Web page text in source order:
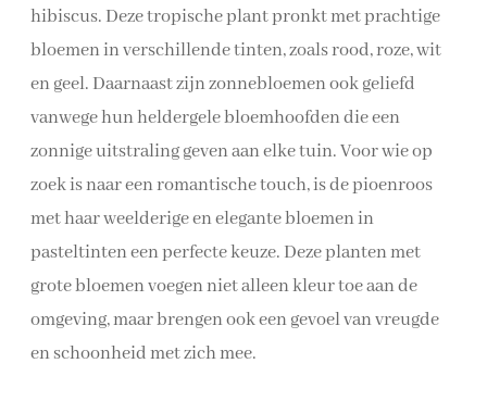
hibiscus. Deze tropische plant pronkt met prachtige
bloemen in verschillende tinten, zoals rood, roze, wit
en geel. Daarnaast zijn zonnebloemen ook geliefd
vanwege hun heldergele bloemhoofden die een
zonnige uitstraling geven aan elke tuin. Voor wie op
zoek is naar een romantische touch, is de pioenroos
met haar weelderige en elegante bloemen in
pasteltinten een perfecte keuze. Deze planten met
grote bloemen voegen niet alleen kleur toe aan de
omgeving, maar brengen ook een gevoel van vreugde
en schoonheid met zich mee.